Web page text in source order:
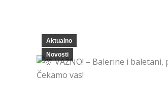
Aktualno
Novosti
VAŽNO! – Balerine i
Čekamo vas!